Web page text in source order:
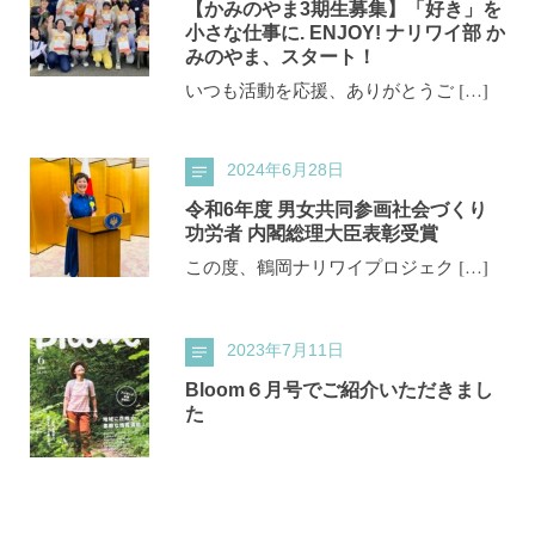
【かみのやま3期生募集】「好き」を
小さな仕事に. ENJOY! ナリワイ部 か
みのやま、スタート！
いつも活動を応援、ありがとうご […]
2024年6月28日
令和6年度 男女共同参画社会づくり
功労者 内閣総理大臣表彰受賞
この度、鶴岡ナリワイプロジェク […]
2023年7月11日
Bloom６月号でご紹介いただきまし
た